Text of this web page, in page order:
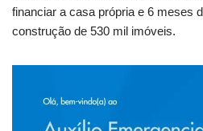
financiar a casa própria e 6 meses
construção de 530 mil imóveis.